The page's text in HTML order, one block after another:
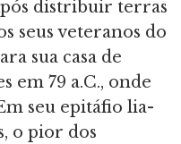
distribuir terras
seus veteranos do
sua casa de
em 79 a.C., onde
seu epitáfio lia-
o pior dos